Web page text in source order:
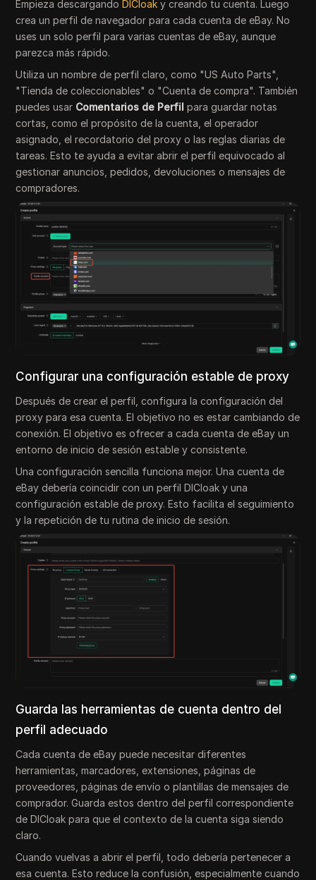
Empieza descargandoDICloak y creando tu cuenta. Luego
crea un perfil de navegador para cada cuenta de eBay. No
uses un solo perfil para varias cuentas de eBay, aunque
parezca más rápido.
Utiliza un nombre de perfil claro, como "US Auto Parts",
"Tienda de coleccionables" o "Cuenta de compra". También
puedes usar Comentarios de Perfil para guardar notas
cortas, como el propósito de la cuenta, el operador
asignado, el recordatorio del proxy o las reglas diarias de
tareas. Esto te ayuda a evitar abrir el perfil equivocado al
gestionar anuncios, pedidos, devoluciones o mensajes de
compradores.
Configurar una configuración estable de proxy
Después de crear el perfil, configura la configuración del
proxy para esa cuenta. El objetivo no es estar cambiando de
conexión. El objetivo es ofrecer a cada cuenta de eBay un
entorno de inicio de sesión estable y consistente.
Una configuración sencilla funciona mejor. Una cuenta de
eBay debería coincidir con un perfil DICloak y una
configuración estable de proxy. Esto facilita el seguimiento
y la repetición de tu rutina de inicio de sesión.
Guarda las herramientas de cuenta dentro del
perfil adecuado
Cada cuenta de eBay puede necesitar diferentes
herramientas, marcadores, extensiones, páginas de
proveedores, páginas de envío o plantillas de mensajes de
comprador. Guarda estos dentro del perfil correspondiente
de DICloak para que el contexto de la cuenta siga siendo
claro.
Cuando vuelvas a abrir el perfil, todo debería pertenecer a
esa cuenta. Esto reduce la confusión, especialmente cuando